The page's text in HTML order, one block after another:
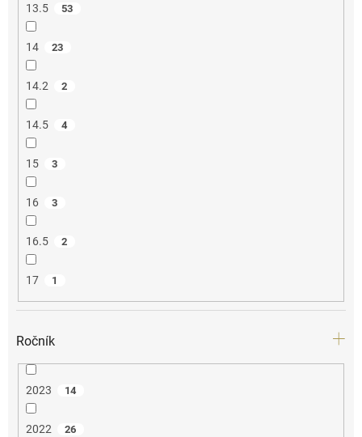
13.5 53
14 23
14.2 2
14.5 4
15 3
16 3
16.5 2
17 1
Ročník
2023 14
2022 26